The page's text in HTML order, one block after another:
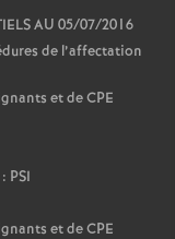
AU 05/07/2016
de l’affectation
et de CPE
PSI
et de CPE